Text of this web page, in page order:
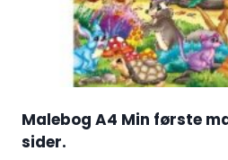
Malebog A4 Min første
sider.